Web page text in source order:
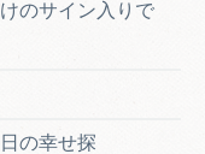
のサイン入りで
の幸せ探